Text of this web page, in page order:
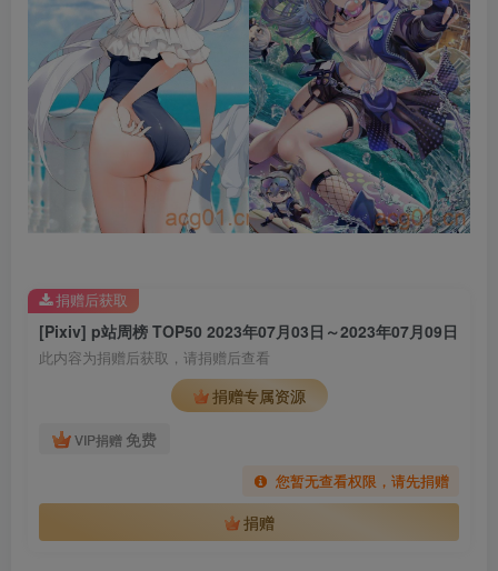
[Pixiv] p站周榜 TOP50 2023年07月03日～2023年07月09日
此内容为捐赠后获取，请捐赠后查看
捐赠专属资源
VIP捐赠 免费
您暂无查看权限，请先捐赠
捐赠
捐赠后获取